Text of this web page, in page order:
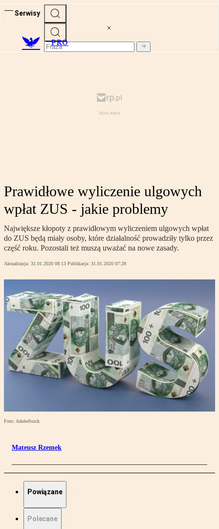
Serwisy
PRO
Prawidłowe wyliczenie ulgowych
wpłat ZUS - jakie problemy
Największe kłopoty z prawidłowym wyliczeniem ulgowych wpłat
do ZUS będą miały osoby, które działalność prowadziły tylko przez
część roku. Pozostali też muszą uważać na nowe zasady.
Aktualizacja: 31.01.2020 08:13 Publikacja: 31.01.2020 07:28
Foto: AdobeStock
Mateusz Rzemek
Powiązane
Polecane